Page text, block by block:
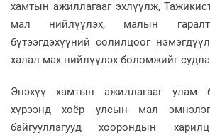
хамтын ажиллагааг эхлүүлж,
мал нийлүүлэх, малын
бүтээгдэхүүний солилцоог
халал мах нийлүүлэх боломжийг
Энэхүү хамтын ажиллагааг улам
хүрээнд хоёр улсын мал
байгууллагууд хоорондын